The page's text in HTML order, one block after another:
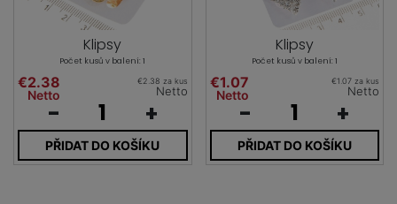
Klipsy
Počet kusů v balení: 1
€2.38
Netto
€2.38 za kus
Netto
- +
PŘIDAT DO KOŠÍKU
Klipsy
Počet kusů v balení: 1
€1.07
Netto
€1.07 za kus
Netto
- +
PŘIDAT DO KOŠÍKU